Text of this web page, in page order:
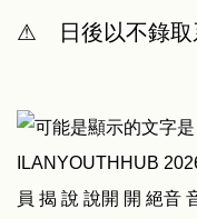
⚠︎ 日後以不錄